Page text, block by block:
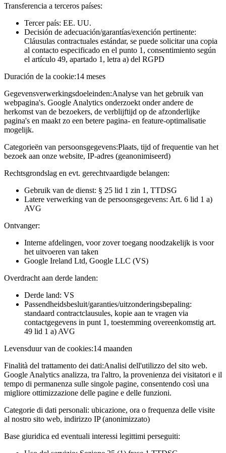
Transferencia a terceros países:
Tercer país: EE. UU.
Decisión de adecuación/garantías/exención pertinente:
Cláusulas contractuales estándar, se puede solicitar una copia
al contacto especificado en el punto 1, consentimiento según
el artículo 49, apartado 1, letra a) del RGPD
Duración de la cookie:14 meses
Gegevensverwerkingsdoeleinden:Analyse van het gebruik van
webpagina's. Google Analytics onderzoekt onder andere de
herkomst van de bezoekers, de verblijftijd op de afzonderlijke
pagina's en maakt zo een betere pagina- en feature-optimalisatie
mogelijk.
Categorieën van persoonsgegevens:Plaats, tijd of frequentie van het
bezoek aan onze website, IP-adres (geanonimiseerd)
Rechtsgrondslag en evt. gerechtvaardigde belangen:
Gebruik van de dienst: § 25 lid 1 zin 1, TTDSG
Latere verwerking van de persoonsgegevens: Art. 6 lid 1 a)
AVG
Ontvanger:
Interne afdelingen, voor zover toegang noodzakelijk is voor
het uitvoeren van taken
Google Ireland Ltd, Google LLC (VS)
Overdracht aan derde landen:
Derde land: VS
Passendheidsbesluit/garanties/uitzonderingsbepaling:
standaard contractclausules, kopie aan te vragen via
contactgegevens in punt 1, toestemming overeenkomstig art.
49 lid 1 a) AVG
Levensduur van de cookies:14 maanden
Finalità del trattamento dei dati:Analisi dell'utilizzo del sito web.
Google Analytics analizza, tra l'altro, la provenienza dei visitatori e il
tempo di permanenza sulle singole pagine, consentendo così una
migliore ottimizzazione delle pagine e delle funzioni.
Categorie di dati personali: ubicazione, ora o frequenza delle visite
al nostro sito web, indirizzo IP (anonimizzato)
Base giuridica ed eventuali interessi legittimi perseguiti: